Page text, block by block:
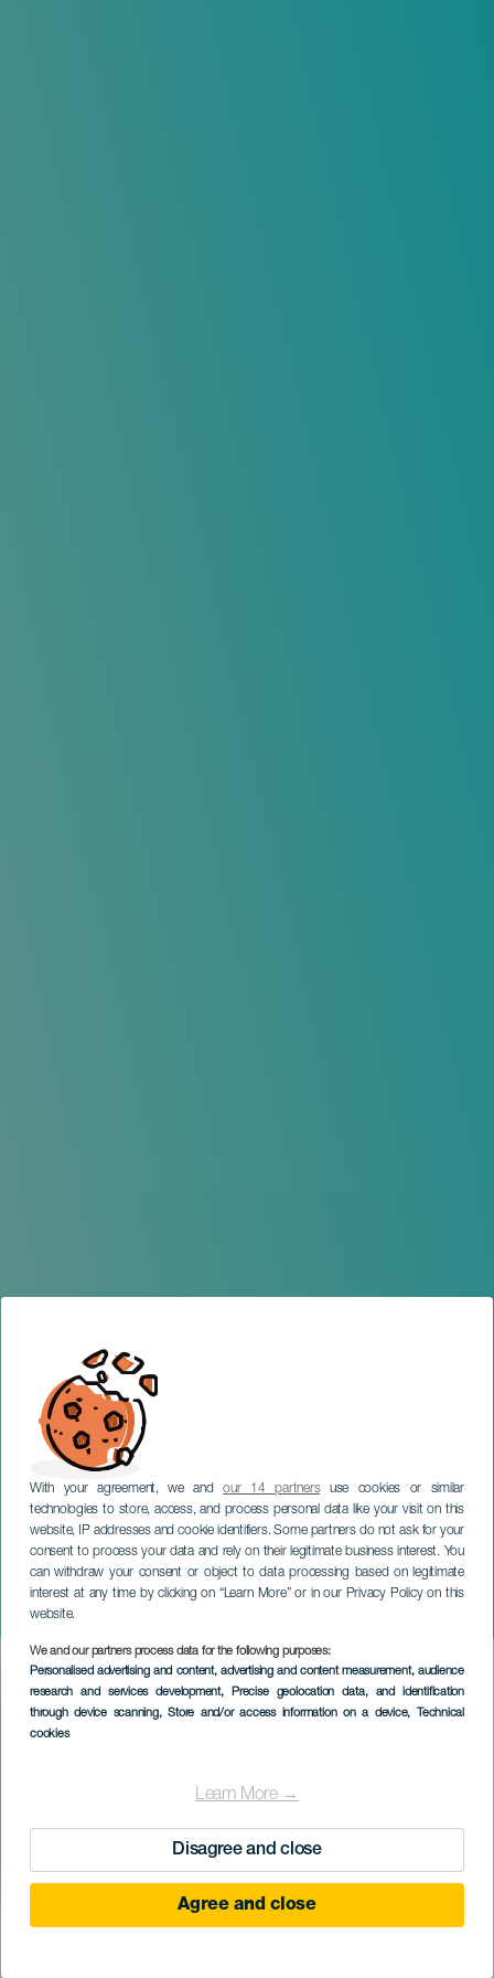
With your agreement, we andour 14 partnersuse cookies or similar
technologies to store, access, and process personal data like your visit on this
website, IP addresses and cookie identifiers. Some partners do not ask for your
consent to process your data and rely on their legitimate business interest. You
can withdraw your consent or object to data processing based on legitimate
interest at any time by clicking on “Learn More” or in our Privacy Policy on this
website.
We and our partners process data for the following purposes:
Personalised advertising and content, advertising and content measurement, audience
research and services development, Precise geolocation data, and identification
through device scanning, Store and/or access information on a device, Technical
cookies
Learn More →
Disagree and close
Agree and close
«Indoor Generation», María
Toledo
TENERIFE
Imagen
Listado